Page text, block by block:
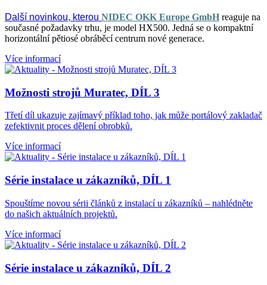
Další novinkou, kterou NIDEC OKK Europe GmbH reaguje na
současné požadavky trhu, je model HX500. Jedná se o kompaktní
horizontální pětiosé obráběcí centrum nové generace.
Více informací
Možnosti strojů Muratec, DÍL 3
Třetí díl ukazuje zajímavý příklad toho, jak může portálový zakladač
zefektivnit proces dělení obrobků.
Více informací
Série instalace u zákazníků, DÍL 1
Spouštíme novou sérii článků z instalací u zákazníků – nahlédněte
do našich aktuálních projektů.
Více informací
Série instalace u zákazníků, DÍL 2